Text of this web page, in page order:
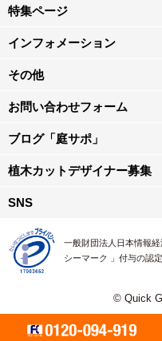
特集ページ
インフォメーション
その他
お問い合わせフォーム
ブログ「庭サポ」
植木カットデザイナー募集
SNS
一般財団法人日本情報
シーマーク 」付与の認
© Quick